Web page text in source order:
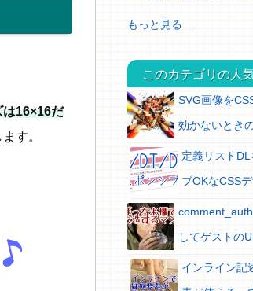
16×16だ
す。
もっと見る...
このカテゴリの人
SVG画像を
効かないとき
定義リスト
ブOKなCSS
してゲストの
インライン記